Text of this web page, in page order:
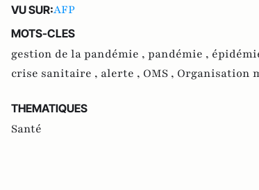
VU SUR:AFP
MOTS-CLES
gestion de la pandémie , pandémie ,
crise sanitaire , alerte , OMS , Organisation
THEMATIQUES
Santé